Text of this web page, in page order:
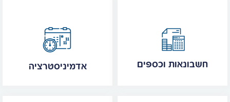
אדמיניסטרציה חשבונאות וכספים